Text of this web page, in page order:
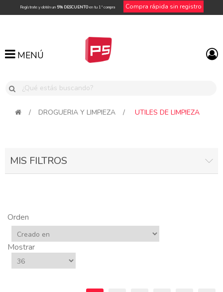
Regístrate y obtén un 5% DESCUENTOen tu 1ª compra Compra rápida sin registro
MENÚ
MENÚ
/ DROGUERIA Y LIMPIEZA / UTILES DE LIMPIEZA
MIS FILTROS
Orden
Mostrar